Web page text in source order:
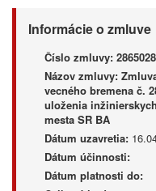
Informácie o zmluve
Číslo zmluvy:
Názov zmluvy:
vecného bremena č.
uloženia
mesta SR BA
Dátum uzavretia:
Dátum účinnosti:
Dátum platnosti do: